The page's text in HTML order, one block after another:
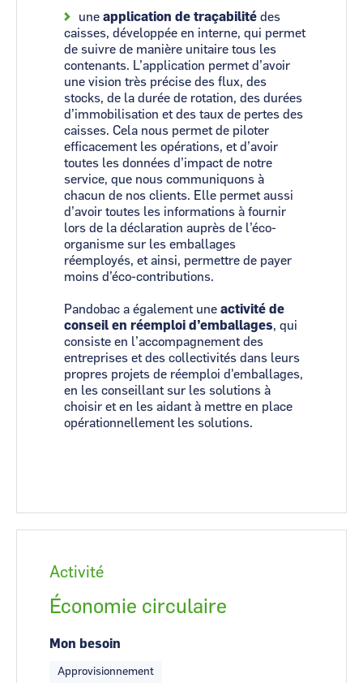
une application de traçabilité des
caisses, développée en interne, qui permet
de suivre de manière unitaire tous les
contenants. L’application permet d’avoir
une vision très précise des flux, des
stocks, de la durée de rotation, des durées
d’immobilisation et des taux de pertes des
caisses. Cela nous permet de piloter
efficacement les opérations, et d’avoir
toutes les données d’impact de notre
service, que nous communiquons à
chacun de nos clients. Elle permet aussi
d’avoir toutes les informations à fournir
lors de la déclaration auprès de l’éco-
organisme sur les emballages
réemployés, et ainsi, permettre de payer
moins d’éco-contributions.
Pandobac a également une activité de
conseil en réemploi d’emballages, qui
consiste en l’accompagnement des
entreprises et des collectivités dans leurs
propres projets de réemploi d'emballages,
en les conseillant sur les solutions à
choisir et en les aidant à mettre en place
opérationnellement les solutions.
Activité
Économie circulaire
Mon besoin
Approvisionnement